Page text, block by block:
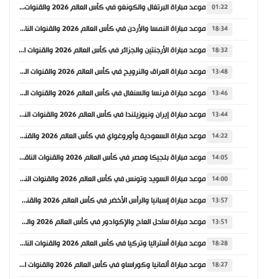
01:22 موعد مباراة البرتغال والكونغو في كأس العالم 2026 والقنوات الناقلة
18:34 موعد مباراة النمسا والأردن في كأس العالم 2026 والقنوات الناقلة
18:32 موعد مباراة الأرجنتين والجزائر في كأس العالم 2026 والقنوات الناقلة
13:48 موعد مباراة العراق والنرويج في كأس العالم 2026 والقنوات الناقلة
13:46 موعد مباراة فرنسا والسنغال في كأس العالم 2026 والقنوات الناقلة
13:44 موعد مباراة إيران ونيوزيلندا في كأس العالم 2026 والقنوات الناقلة
14:22 موعد مباراة السعودية وأوروغواي في كأس العالم 2026 والقنوات الناقلة
14:05 موعد مباراة بلجيكا ومصر في كأس العالم 2026 والقنوات الناقلة
14:00 موعد مباراة السويد وتونس في كأس العالم 2026 والقنوات الناقلة
13:57 موعد مباراة إسبانيا والرأس الأخضر في كأس العالم 2026 والقنوات الناقلة
13:51 موعد مباراة ساحل العاج والإكوادور في كأس العالم 2026 والقنوات الناقلة
18:28 موعد مباراة أستراليا وتركيا في كأس العالم 2026 والقنوات الناقلة
18:27 موعد مباراة ألمانيا وكوراساو في كأس العالم 2026 والقنوات الناقلة